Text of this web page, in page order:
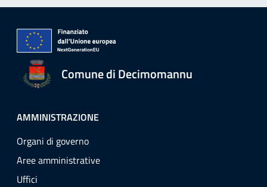
Comune di Decimomannu
AMMINISTRAZIONE
Organi di governo
Aree amministrative
Uffici